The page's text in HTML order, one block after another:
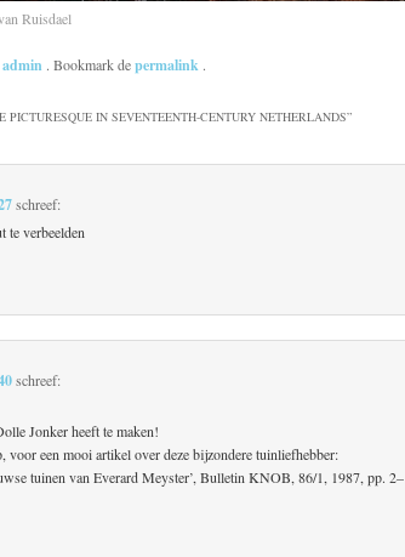
Ruisdael
admin . Bookmark depermalink .
PICTURESQUE IN SEVENTEENTH-CENTURY NETHERLANDS”
schreef:
te verbeelden
schreef:
Jonker heeft te maken!
een mooi artikel over deze bijzondere tuinliefhebber:
tuinen van Everard Meyster’, Bulletin KNOB, 86/1, 1987, pp. 2–